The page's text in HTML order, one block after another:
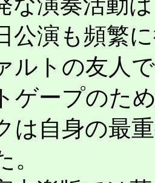
な演奏活動
公演も頻繁
トの友人
ゲープのた
は自身の最